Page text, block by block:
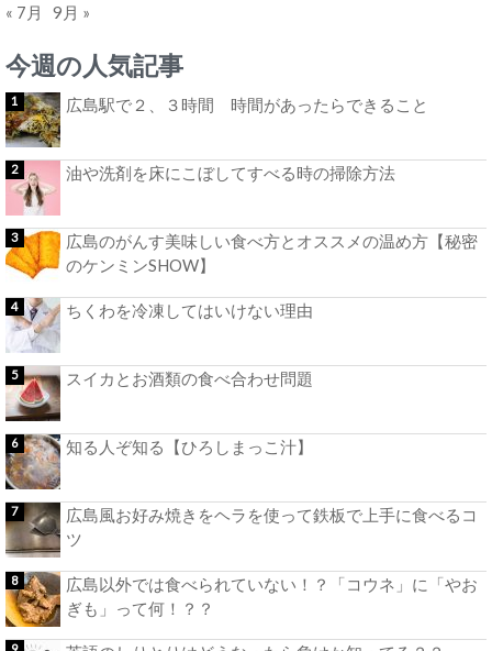
« 7月
9月 »
今週の人気記事
広島駅で２、３時間 時間があったらできること
油や洗剤を床にこぼしてすべる時の掃除方法
広島のがんす美味しい食べ方とオススメの温め方【秘密
のケンミンSHOW】
ちくわを冷凍してはいけない理由
スイカとお酒類の食べ合わせ問題
知る人ぞ知る【ひろしまっこ汁】
広島風お好み焼きをヘラを使って鉄板で上手に食べるコ
ツ
広島以外では食べられていない！？「コウネ」に「やお
ぎも」って何！？？